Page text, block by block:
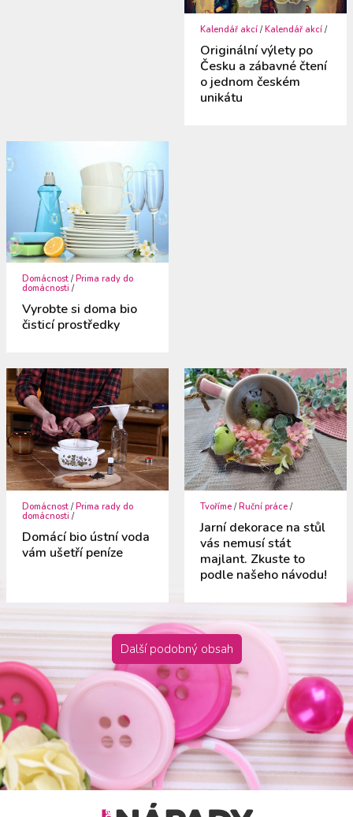
Kalendář akcí /Kalendář akcí /
Originální výlety po
Česku a zábavné čtení
o jednom českém
unikátu
Domácnost /Prima rady do
domácnosti /
Vyrobte si doma bio
čisticí prostředky
Domácnost /Prima rady do
domácnosti /
Domácí bio ústní voda
vám ušetří peníze
Tvoříme /Ruční práce /
Jarní dekorace na stůl
vás nemusí stát
majlant. Zkuste to
podle našeho návodu!
Další podobný obsah